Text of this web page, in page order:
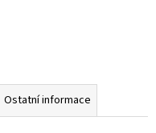
Ostatní informace